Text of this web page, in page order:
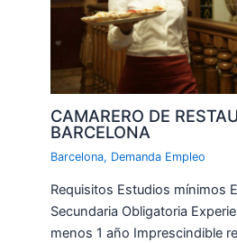
CAMARERO DE
BARCELONA
Barcelona, Demanda Empleo
Requisitos Estudios mínimos
Secundaria Obligatoria
menos 1 año Imprescindible